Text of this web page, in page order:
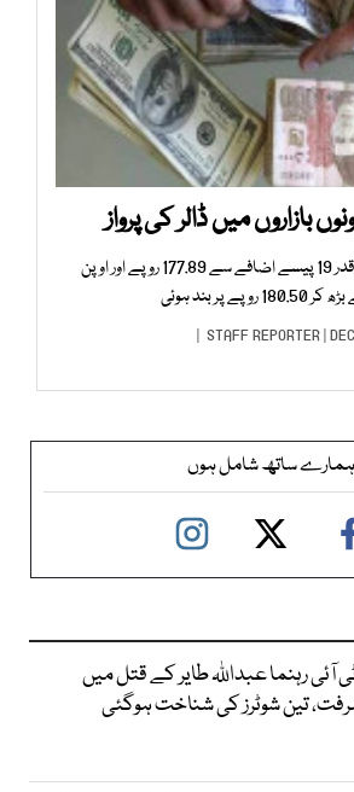
بازاروں میں ڈالر کی پرواز
انٹربینک میں ڈالر کی قدر 19 پیسے اضافے سے 177.89 روپے اور اوپن
STAFF REPORTER|
ہمارے ساتھ شامل ہوں
آئی رہنما عبداللہ طایر کے قتل میں
تین شوٹرز کی شناخت ہوگئی